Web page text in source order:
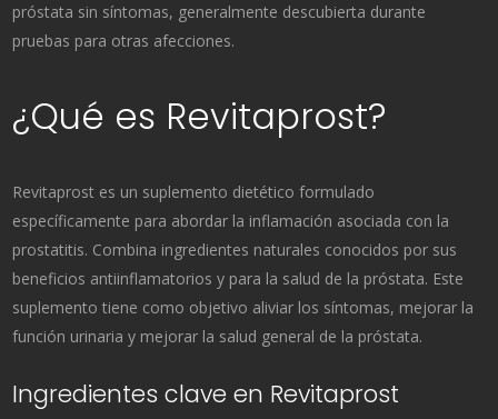
próstata sin síntomas, generalmente descubierta durante
pruebas para otras afecciones.
¿Qué es Revitaprost?
Revitaprost es un suplemento dietético formulado
específicamente para abordar la inflamación asociada con la
prostatitis. Combina ingredientes naturales conocidos por sus
beneficios antiinflamatorios y para la salud de la próstata. Este
suplemento tiene como objetivo aliviar los síntomas, mejorar la
función urinaria y mejorar la salud general de la próstata.
Ingredientes clave en Revitaprost